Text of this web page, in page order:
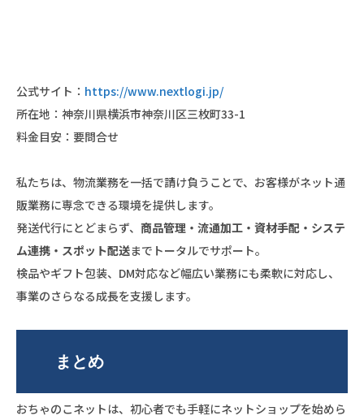
公式サイト： https://www.nextlogi.jp/
所在地：神奈川県横浜市神奈川区三枚町33-1
料金目安：要問合せ
私たちは、物流業務を一括で請け負うことで、お客様がネット通
販業務に専念できる環境を提供します。
発送代行にとどまらず、 商品管理・流通加工・資材手配・システ
ム連携・スポット配送までトータルでサポート。
検品やギフト包装、DM対応など幅広い業務にも柔軟に対応し、
事業のさらなる成長を支援します。
まとめ
おちゃのこネットは、初心者でも手軽にネットショップを始めら